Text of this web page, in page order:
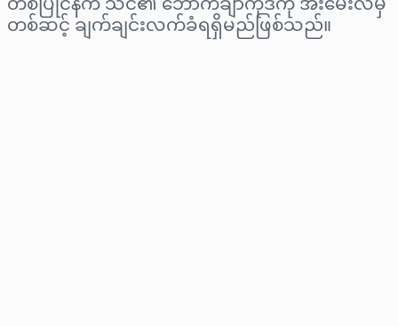
တစ်ဆင့် ချက်ချင်းလက်ခံရရှိမည်ဖြစ်သည်။